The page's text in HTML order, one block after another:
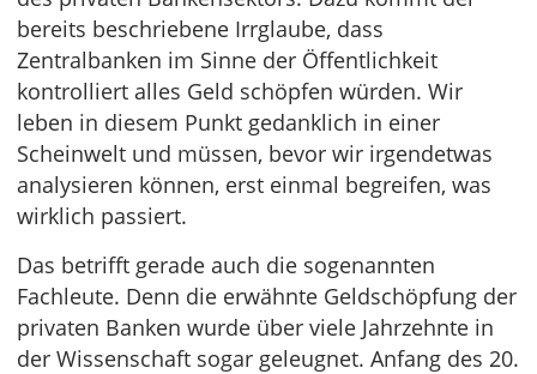
bereits beschriebene Irrglaube, dass
Zentralbanken im Sinne der Öffentlichkeit
kontrolliert alles Geld schöpfen würden. Wir
leben in diesem Punkt gedanklich in einer
Scheinwelt und müssen, bevor wir irgendetwas
analysieren können, erst einmal begreifen, was
wirklich passiert.
Das betrifft gerade auch die sogenannten
Fachleute. Denn die erwähnte Geldschöpfung der
privaten Banken wurde über viele Jahrzehnte in
der Wissenschaft sogar geleugnet. Anfang des 20.